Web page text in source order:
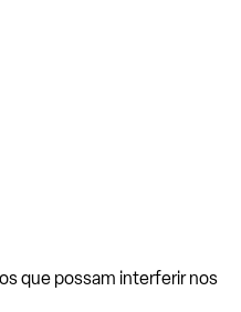
que possam interferir nos